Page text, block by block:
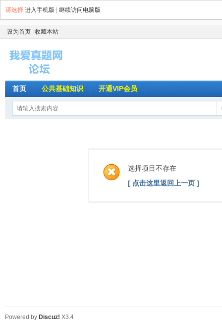
请选择 进入手机版 继续访问电脑版
设为首页 收藏本站
首页 公共基础知识 开通VIP会员
选择项目不存在
[ 点击这里返回上一页 ]
Powered by Discuz! X3.4